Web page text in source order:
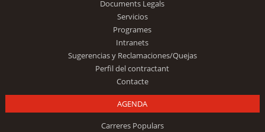
Documents Legals
Servicios
Programes
Intranets
Sugerencias y Reclamaciones/Quejas
Perfil del contractant
Contacte
AGENDA
Carreres Populars